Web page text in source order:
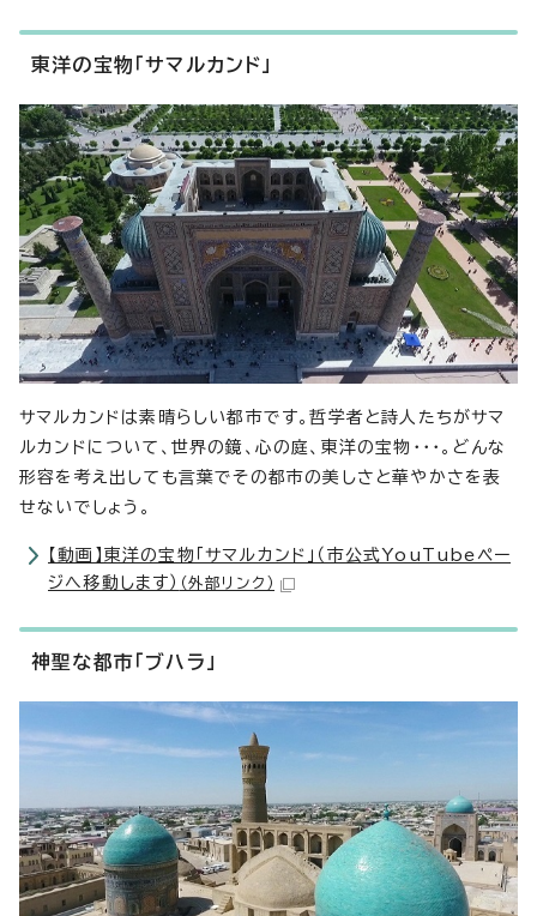
東洋の宝物「サマルカンド」
サマルカンドは素晴らしい都市です。哲学者と詩人たちがサマ
ルカンドについて、世界の鏡、心の庭、東洋の宝物・・・。どんな
形容を考え出しても言葉でその都市の美しさと華やかさを表
せないでしょう。
【動画】東洋の宝物「サマルカンド」（市公式YouTubeペー
ジへ移動します） （外部リンク）
神聖な都市「ブハラ」